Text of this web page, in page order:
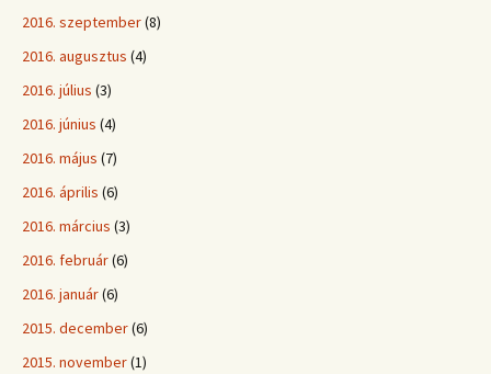
2016. szeptember(8)
2016. augusztus (4)
2016. július (3)
2016. június (4)
2016. május (7)
2016. április (6)
2016. március (3)
2016. február(6)
2016. január(6)
2015. december(6)
2015. november(1)